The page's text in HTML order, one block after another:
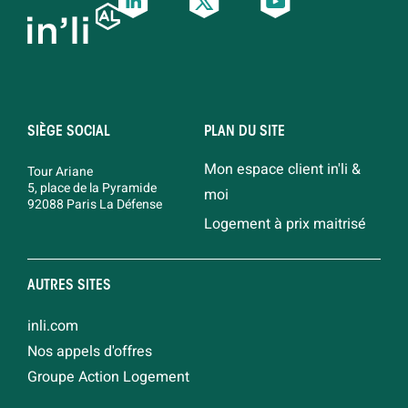
SIÈGE SOCIAL
Tour Ariane
5, place de la Pyramide
92088 Paris La Défense
PLAN DU SITE
Mon espace client in'li &
moi
Logement à prix maitrisé
AUTRES SITES
inli.com
Nos appels d'offres
Groupe Action Logement